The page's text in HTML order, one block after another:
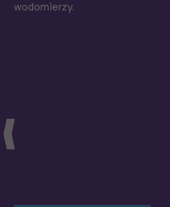
wodomierzy.